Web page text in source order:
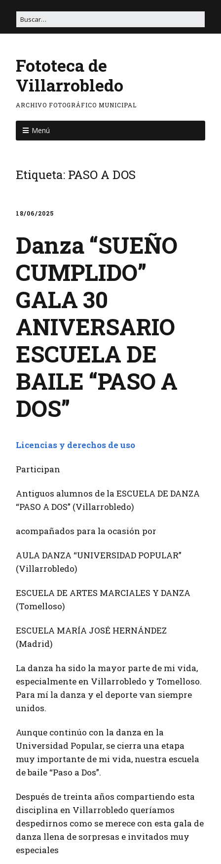
Fototeca de
Villarrobledo
ARCHIVO FOTOGRÁFICO MUNICIPAL
Menú
Etiqueta: PASO A DOS
18/06/2025
Danza “SUEÑO
CUMPLIDO”
GALA 30
ANIVERSARIO
ESCUELA DE
BAILE “PASO A
DOS”
Licencias y derechos de uso
Participan
Antiguos alumnos de la ESCUELA DE DANZA
“PASO A DOS” (Villarrobledo)
acompañados para la ocasión por
AULA DANZA “UNIVERSIDAD POPULAR”
(Villarrobledo)
ESCUELA DE ARTES MARCIALES Y DANZA
(Tomelloso)
ESCUELA MARÍA JOSÉ HERNÁNDEZ
(Madrid)
La danza ha sido la mayor parte de mi vida,
especialmente en Villarrobledo y Tomelloso.
Para mí la danza y el deporte van siempre
unidos.
Aunque continúo con la danza en la
Universidad Popular, se cierra una etapa
muy importante de mi vida, nuestra escuela
de baile “Paso a Dos”.
Después de treinta años compartiendo esta
disciplina en Villarrobledo queríamos
despedirnos como se merece con esta gala de
danza llena de sorpresas e invitados muy
especiales